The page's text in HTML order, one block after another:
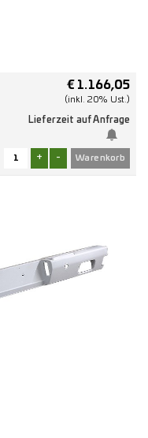
€ 1.166,05
(inkl. 20% Ust.)
Lieferzeit auf Anfrage
+ -